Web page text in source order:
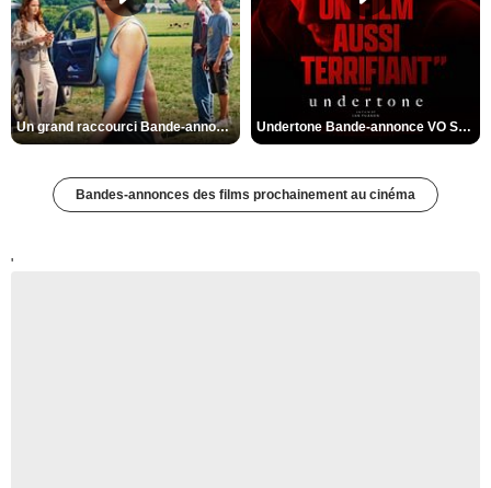
Un grand raccourci Bande-annonce VF Undertone Bande-annonce VO STFR
Bandes-annonces des films prochainement au cinéma
'